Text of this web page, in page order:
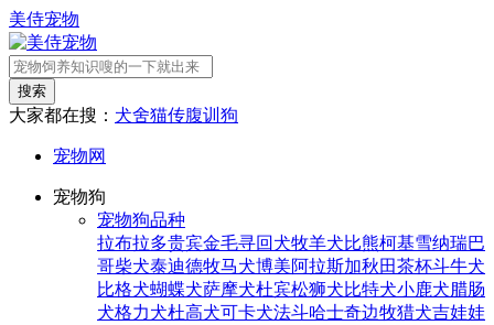
美侍宠物
搜索
大家都在搜： 犬舍猫传腹训狗
宠物网
宠物狗
宠物狗品种
拉布拉多贵宾金毛寻回犬牧羊犬比熊柯基雪纳瑞巴
哥柴犬泰迪德牧马犬博美阿拉斯加秋田茶杯斗牛犬
比格犬蝴蝶犬萨摩犬杜宾松狮犬比特犬小鹿犬腊肠
犬格力犬杜高犬可卡犬法斗哈士奇边牧猎犬吉娃娃